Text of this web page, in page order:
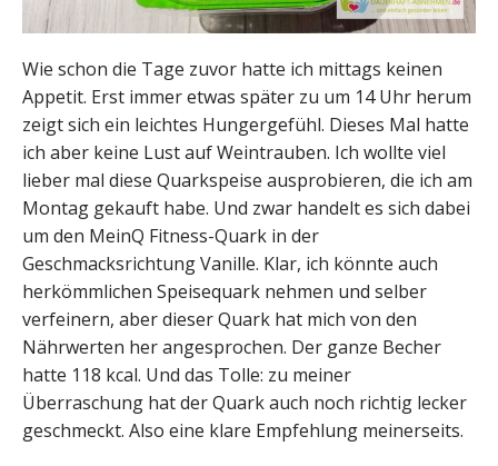
Wie schon die Tage zuvor hatte ich mittags keinen
Appetit. Erst immer etwas später zu um 14 Uhr herum
zeigt sich ein leichtes Hungergefühl. Dieses Mal hatte
ich aber keine Lust auf Weintrauben. Ich wollte viel
lieber mal diese Quarkspeise ausprobieren, die ich am
Montag gekauft habe. Und zwar handelt es sich dabei
um den MeinQ Fitness-Quark in der
Geschmacksrichtung Vanille. Klar, ich könnte auch
herkömmlichen Speisequark nehmen und selber
verfeinern, aber dieser Quark hat mich von den
Nährwerten her angesprochen. Der ganze Becher
hatte 118 kcal. Und das Tolle: zu meiner
Überraschung hat der Quark auch noch richtig lecker
geschmeckt. Also eine klare Empfehlung meinerseits.